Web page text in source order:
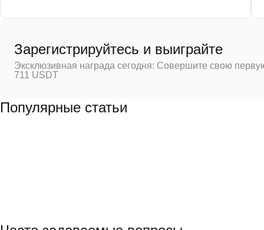
Зарегистрируйтесь и выиграйте
Эксклюзивная награда сегодня: Совершите свою
711 USDT
Популярные статьи